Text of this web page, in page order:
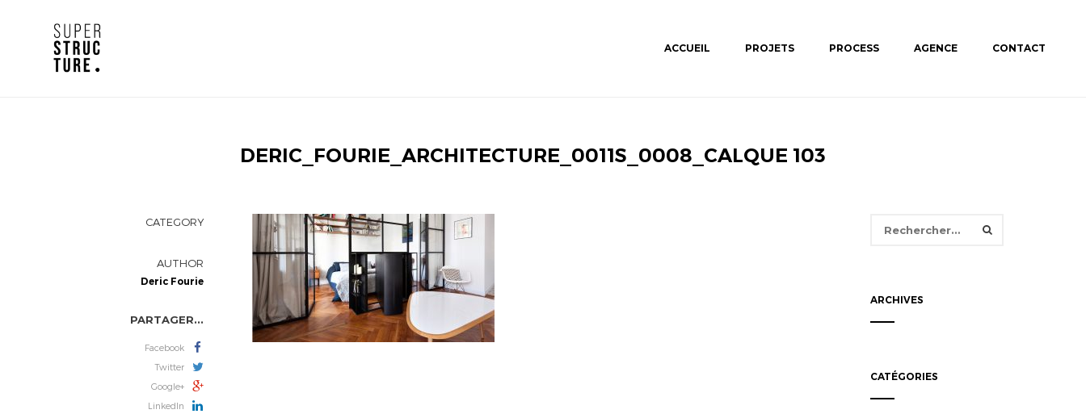
ACCUEIL PROJETS PROCESS AGENCE CONTACT
DERIC_FOURIE_ARCHITECTURE_0011S_0008_CALQUE 103
CATEGORY
AUTHOR
Deric Fourie
PARTAGER...
Facebook
Twitter
Google+
LinkedIn
ARCHIVES
CATÉGORIES